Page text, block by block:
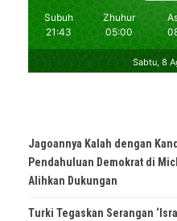
Jagoannya Kalah dengan
Pendahuluan Demokrat di
Alihkan Dukungan
Turki Tegaskan Serangan